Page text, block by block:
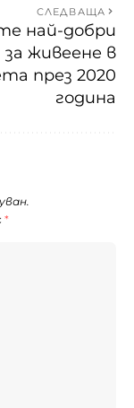
СЛЕДВАЩА
най-добри
за живеене в
през 2020
година
*